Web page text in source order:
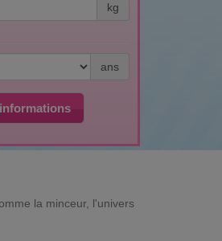
kg
ans
la minceur, l'univers